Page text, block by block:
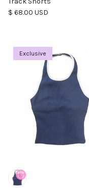
Precio normal
$ 68.00 USD
Exclusive